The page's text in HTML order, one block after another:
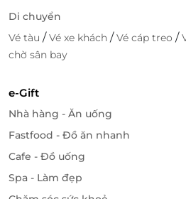
Đội ngũ hỗ trợ khách
sử dụng
Liên tục cập nhật các trải
Một buổi tối tròn đầy giữa
Dạ Yến trên Ngự thuyền
tối, mà là khoảnh khắc
thưởng thức Huế bằng mọi
gian sông Hương về đêm, ẩm
Di chuyển
Vé tàu /Vé xe khách /Vé cáp treo /
chờ sân bay
e-Gift
Nhà hàng - Ăn uống
Fastfood - Đồ ăn nhanh
Cafe - Đồ uống
Spa - Làm đẹp